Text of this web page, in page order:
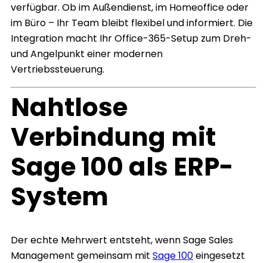
verfügbar. Ob im Außendienst, im Homeoffice oder
im Büro – Ihr Team bleibt flexibel und informiert. Die
Integration macht Ihr Office-365-Setup zum Dreh-
und Angelpunkt einer modernen
Vertriebssteuerung.
Nahtlose
Verbindung mit
Sage 100 als ERP-
System
Der echte Mehrwert entsteht, wenn Sage Sales
Management gemeinsam mit Sage 100eingesetzt